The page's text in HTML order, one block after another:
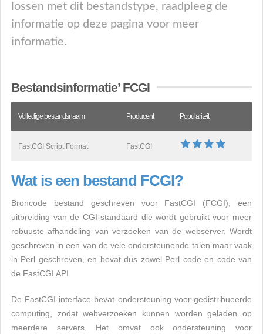
lossen met dit bestandstype, raadpleeg de
informatie op deze pagina voor meer
informatie.
Bestandsinformatie’ FCGI
Volledige bestandsnaam Producent Populariteit
FastCGI Script Format FastCGI
Wat is een bestand FCGI?
Broncode bestand geschreven voor FastCGI (FCGI), een
uitbreiding van de CGI-standaard die wordt gebruikt voor meer
robuuste afhandeling van verzoeken van de webserver. Wordt
geschreven in een van de vele ondersteunende talen maar vaak
in Perl geschreven, en bevat dus zowel Perl code en code van
de FastCGI API.
De FastCGI-interface bevat ondersteuning voor gedistribueerde
computing, zodat webverzoeken kunnen worden geladen op
meerdere servers. Het omvat ook ondersteuning voor